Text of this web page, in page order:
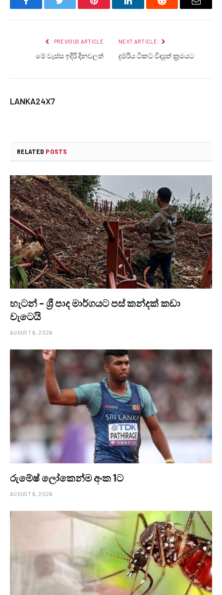
FacebookTwitter Pinterest LinkedInReddit Email
PREVIOUS ARTICLE
මේ වැස්ස ඉදිරි දිනවලත්
NEXT ARTICLE
දුම්රිය ටිකට් විද්‍යුත් ක්‍රමයට
LANKA24X7
RELATED POSTS
හැටන් – ශ්‍රී පාද මාර්ගයට පස් කන්දක් කඩා
වැටෙයි
AUGUST 6, 2026
රුමේෂ් ලෝකෙන්ම අංක 1ට
AUGUST 6, 2026